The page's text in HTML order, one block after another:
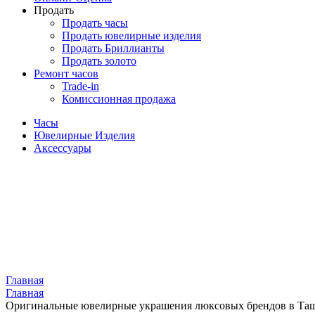
Продать
Продать часы
Продать ювелирные изделия
Продать Бриллианты
Продать золото
Ремонт часов
Trade-in
Комиссионная продажа
Часы
Ювелирные Изделия
Аксессуары
Главная
Главная
Оригинальные ювелирные украшения люксовых брендов в